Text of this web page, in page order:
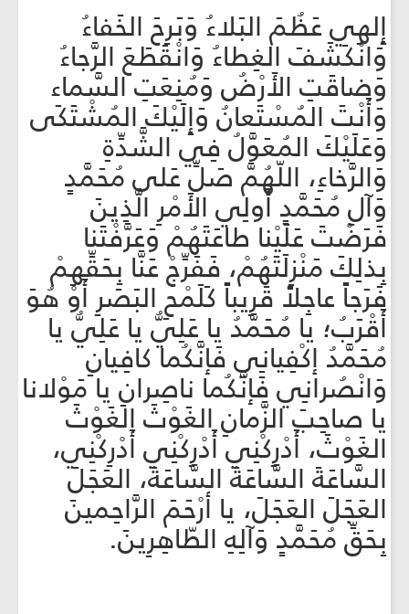
إِلهِي عَظُمَ البَلاءُ وَبَرِحَ الخَفاءُ
وَانْكَشَفَ الغِطاءُ وَانْقَطَعَ الرَّجاءُ
وَضاقَتِ الأَرْضُ وَمُنِعَتِ السَّماء
وَأَنْتَ المُسْتَعانُ وَإِلَيْكَ المُشْتَكَى
وَعَلَيْكَ المُعَوَّلُ فِي الشَّدِّةِ
وَالرَّخاءِ، اللّهُمَّ صَلِّ عَلى مُحَمَّدٍ
وَآلِ مُحَمَّدٍ أَولِي الأَمْرِ الَّذِينَ
فَرَضْتَ عَلَيْنا طاعَتَهُمْ وَعَرَّفْتَنا
بِذلِكَ مَنْزِلَتَهُمْ، فَفَرِّجْ عَنَّا بِحَقِّهِمْ
فَرَجاً عاجِلاً قَرِيباً كَلَمْحِ البَصَرِ أَوْ هُوَ
أَقْرَبُ؛ يا مُحَمَّدُ يا عَلِيُّ يا عَلِيُّ يا
مُحَمَّدُ إكْفِيانِي فَإنَّكُما كافِيانِ
وَانْصُرانِي فَإنَّكُما ناصِرانِ يا مَوْلانا
يا صاحِبَ الزَّمانِ الغَوْثَ الغَوْثَ
الغَوْثَ، أَدْرِكْنِي أَدْرِكْنِي أَدْرِكْنِي،
السَّاعَةَ السَّاعَةَ السَّاعَةَ، العَجَلَ
العَجَلَ العَجَلَ، يا أرْحَمَ الرَّاحِمينَ
بِحَقِّ مُحَمَّدٍ وَآلِهِ الطّاهِرِينَ.